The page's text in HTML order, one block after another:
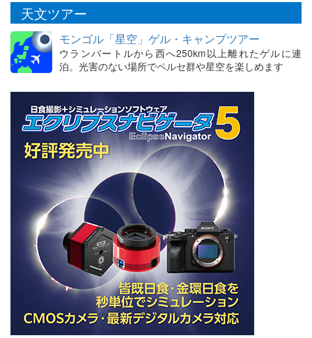
天文ツアー
モンゴル「星空」ゲル・キャンプツアー
ウランバートルから西へ250km以上離れたゲルに連
泊。光害のない場所でペルセ群や星空を楽しめます